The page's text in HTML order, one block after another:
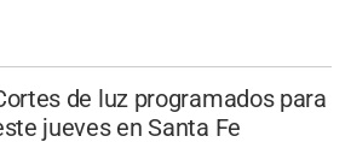
de luz programados para
jueves en Santa Fe